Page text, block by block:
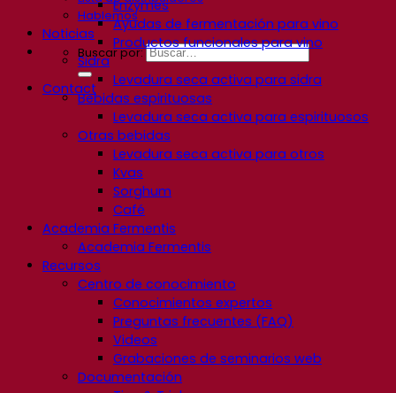
Hablemos
Noticias
Buscar por:
Contact
Enzymes
Ayudas de fermentación para vino
Productos funcionales para vino
Sidra
Levadura seca activa para sidra
Bebidas espirituosas
Levadura seca activa para espirituosos
Otras bebidas
Levadura seca activa para otros
Kvas
Sorghum
Café
Academia Fermentis
Academia Fermentis
Recursos
Centro de conocimiento
Conocimientos expertos
Preguntas frecuentes (FAQ)
Videos
Grabaciones de seminarios web
Documentación